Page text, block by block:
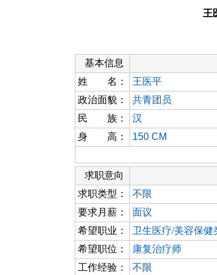
王
基本信息
姓 名：
王医平
政治面貌：
共青团员
民 族：
汉
身 高：
150 CM
求职意向
求职类型：
不限
要求月薪：
面议
希望职业：
卫生医疗/美容保健
希望职位：
康复治疗师
工作经验：
不限